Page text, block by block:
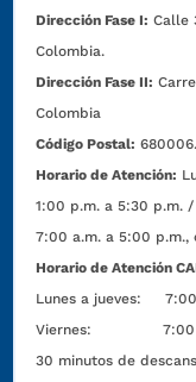
Dirección Fase I: Calle
Colombia.
Dirección Fase II:
Colombia
Código Postal:
Horario de Atención:
1:00 p.m. a 5:30 p.m.
7:00 a.m. a 5:00 p.m.,
Horario de Atención
Lunes a jueves: 7:00
Viernes: 7:00 a.m.
30 minutos de